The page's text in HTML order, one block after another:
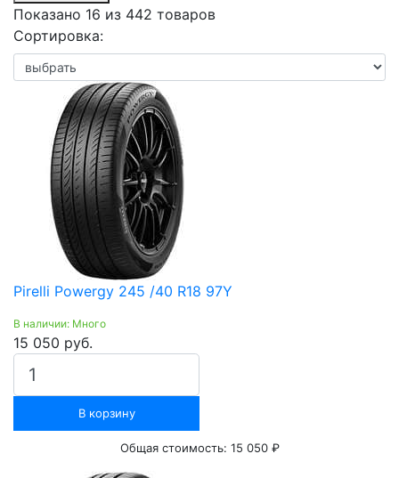
Показано 16 из 442 товаров
Сортировка:
Pirelli Powergy 245 /40 R18 97Y
В наличии: Много
15 050 руб.
В корзину
Общая стоимость: 15 050 ₽